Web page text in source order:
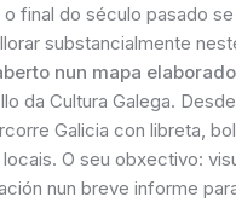
final do século pasado
substancialmente
nun mapa
da Cultura Galega.
Galicia con libreta,
O seu obxectivo:
nun breve informe